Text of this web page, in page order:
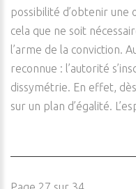
possibilité d’obtenir une
cela que ne soit
l’arme de la conviction.
reconnue : l’autorité
dissymétrie. En effet,
sur un plan d’égalité.